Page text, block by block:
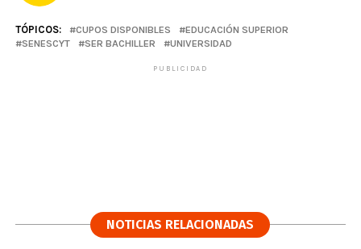
TÓPICOS: CUPOS DISPONIBLES
EDUCACIÓN SUPERIOR
SENESCYT
SER BACHILLER UNIVERSIDAD
PUBLICIDAD
NOTICIAS RELACIONADAS